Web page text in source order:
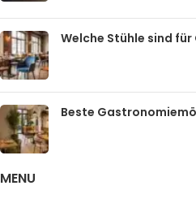
Welche Stühle sind
Beste
MENU